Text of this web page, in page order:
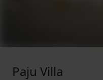
Paju Villa